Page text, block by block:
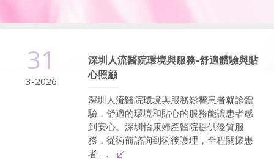
31
3-2026
深圳人流醫院環境與服務-舒適體驗與貼
心照顧
深圳人流醫院環境與服務影響患者就診體
驗，舒適的環境和貼心的服務能讓患者感
到安心。深圳怡康婦產醫院提供優質服
務，從術前諮詢到術後護理，全程關懷患
者。...